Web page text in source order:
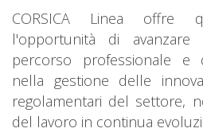
CORSICA Linea offre
l'opportunità di
percorso professionale e
nella gestione delle
regolamentari del settore,
del lavoro in continua